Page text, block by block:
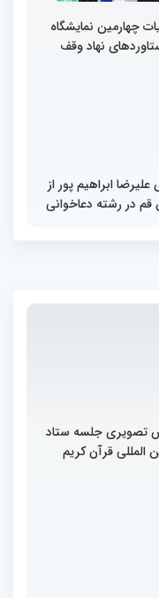
چهارمین نمایشگاه
نهاد وقف
علیرضا ابراهیم پور از
قم در رشته دعاخوانی
تصویری جلسه ستاد
المللی قرآن کریم